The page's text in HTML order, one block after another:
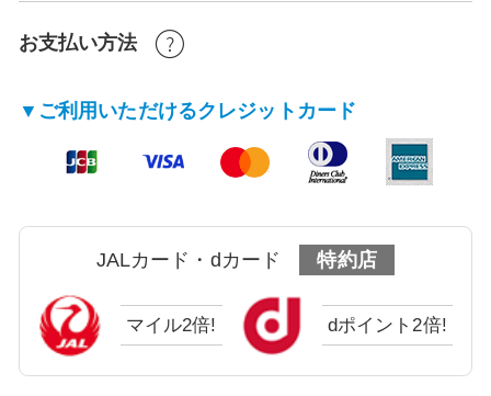
お支払い方法
▼ご利用いただけるクレジットカード
JALカード・dカード 特約店
マイル2倍! dポイント2倍!